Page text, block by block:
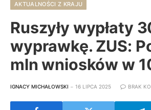
AKTUALNOŚCI Z KRAJU
Ruszyły wypłaty
wyprawkę. ZUS:
mln wniosków w
IGNACY MICHAŁOWSKI 16 LIPCA 2025 BRAK